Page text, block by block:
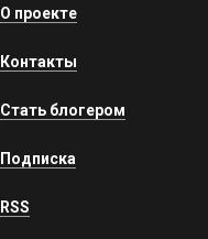
О проекте
Контакты
Стать блогером
Подписка
RSS